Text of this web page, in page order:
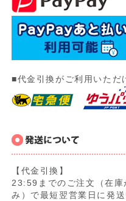
■代金引換がご利用いただ
【代金引換】
23:59までのご注文（在庫
み）で最短翌営業日に発送